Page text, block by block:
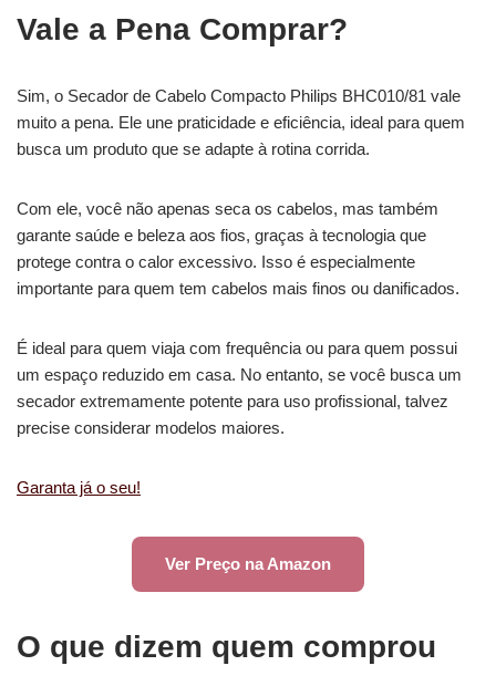
Vale a Pena Comprar?
Sim, o Secador de Cabelo Compacto Philips BHC010/81 vale
muito a pena. Ele une praticidade e eficiência, ideal para quem
busca um produto que se adapte à rotina corrida.
Com ele, você não apenas seca os cabelos, mas também
garante saúde e beleza aos fios, graças à tecnologia que
protege contra o calor excessivo. Isso é especialmente
importante para quem tem cabelos mais finos ou danificados.
É ideal para quem viaja com frequência ou para quem possui
um espaço reduzido em casa. No entanto, se você busca um
secador extremamente potente para uso profissional, talvez
precise considerar modelos maiores.
Garanta já o seu!
Ver Preço na Amazon
O que dizem quem comprou